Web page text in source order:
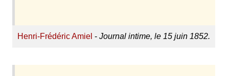
Henri-Frédéric Amiel - Journal intime, le 15 juin 1852.